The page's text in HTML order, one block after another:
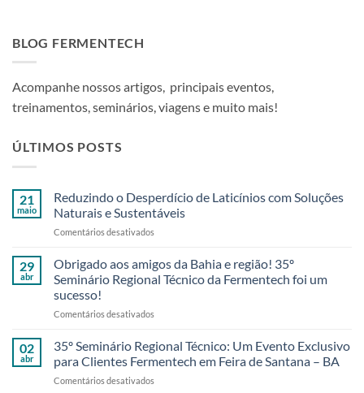
BLOG FERMENTECH
Acompanhe nossos artigos, principais eventos,
treinamentos, seminários, viagens e muito mais!
ÚLTIMOS POSTS
21
maio
Reduzindo o Desperdício de Laticínios com Soluções
Naturais e Sustentáveis
Comentários desativados
Desperdício
de
com
Naturais
e
Sustentáveis
29
abr
Obrigado aos amigos da Bahia e região! 35º
Seminário Regional Técnico da Fermentech foi um
sucesso!
Comentários desativados
aos
amigos
da
Bahia
02
abr
35º Seminário Regional Técnico: Um Evento Exclusivo
para Clientes Fermentech em Feira de Santana – BA
Comentários desativados